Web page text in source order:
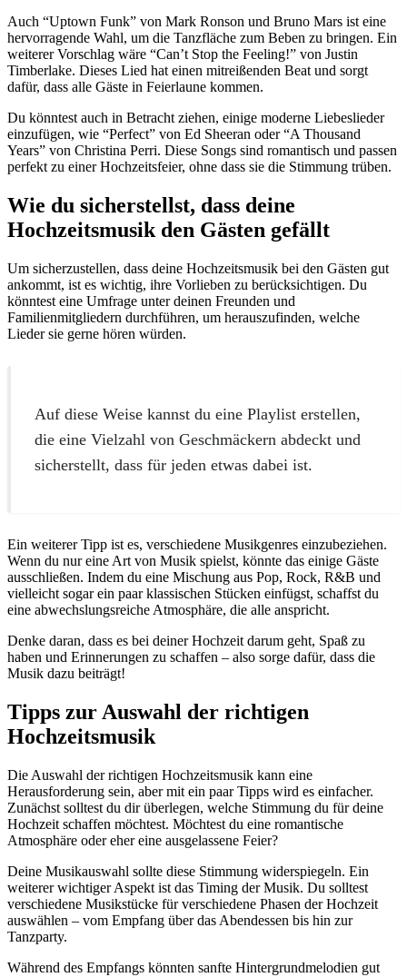
Auch “Uptown Funk” von Mark Ronson und Bruno Mars ist eine
hervorragende Wahl, um die Tanzfläche zum Beben zu bringen. Ein
weiterer Vorschlag wäre “Can’t Stop the Feeling!” von Justin
Timberlake. Dieses Lied hat einen mitreißenden Beat und sorgt
dafür, dass alle Gäste in Feierlaune kommen.
Du könntest auch in Betracht ziehen, einige moderne Liebeslieder
einzufügen, wie “Perfect” von Ed Sheeran oder “A Thousand
Years” von Christina Perri. Diese Songs sind romantisch und passen
perfekt zu einer Hochzeitsfeier, ohne dass sie die Stimmung trüben.
Wie du sicherstellst, dass deine
Hochzeitsmusik den Gästen gefällt
Um sicherzustellen, dass deine Hochzeitsmusik bei den Gästen gut
ankommt, ist es wichtig, ihre Vorlieben zu berücksichtigen. Du
könntest eine Umfrage unter deinen Freunden und
Familienmitgliedern durchführen, um herauszufinden, welche
Lieder sie gerne hören würden.
Auf diese Weise kannst du eine Playlist erstellen,
die eine Vielzahl von Geschmäckern abdeckt und
sicherstellt, dass für jeden etwas dabei ist.
Ein weiterer Tipp ist es, verschiedene Musikgenres einzubeziehen.
Wenn du nur eine Art von Musik spielst, könnte das einige Gäste
ausschließen. Indem du eine Mischung aus Pop, Rock, R&B und
vielleicht sogar ein paar klassischen Stücken einfügst, schaffst du
eine abwechslungsreiche Atmosphäre, die alle anspricht.
Denke daran, dass es bei deiner Hochzeit darum geht, Spaß zu
haben und Erinnerungen zu schaffen – also sorge dafür, dass die
Musik dazu beiträgt!
Tipps zur Auswahl der richtigen
Hochzeitsmusik
Die Auswahl der richtigen Hochzeitsmusik kann eine
Herausforderung sein, aber mit ein paar Tipps wird es einfacher.
Zunächst solltest du dir überlegen, welche Stimmung du für deine
Hochzeit schaffen möchtest. Möchtest du eine romantische
Atmosphäre oder eher eine ausgelassene Feier?
Deine Musikauswahl sollte diese Stimmung widerspiegeln. Ein
weiterer wichtiger Aspekt ist das Timing der Musik. Du solltest
verschiedene Musikstücke für verschiedene Phasen der Hochzeit
auswählen – vom Empfang über das Abendessen bis hin zur
Tanzparty.
Während des Empfangs könnten sanfte Hintergrundmelodien gut